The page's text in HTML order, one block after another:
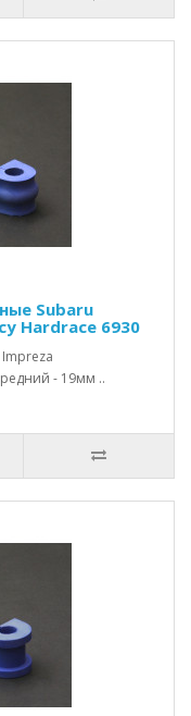
Subaru
Hardrace 6930
- 19мм ..